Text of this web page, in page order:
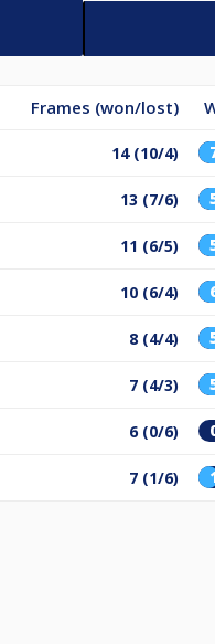
Frames (won/lost)
14 (10/4)
13 (7/6)
11 (6/5)
10 (6/4)
8 (4/4)
7 (4/3)
6 (0/6)
7 (1/6)